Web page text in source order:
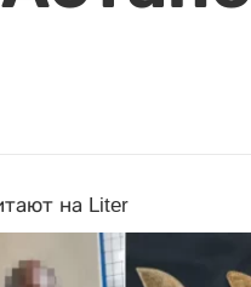
на Liter